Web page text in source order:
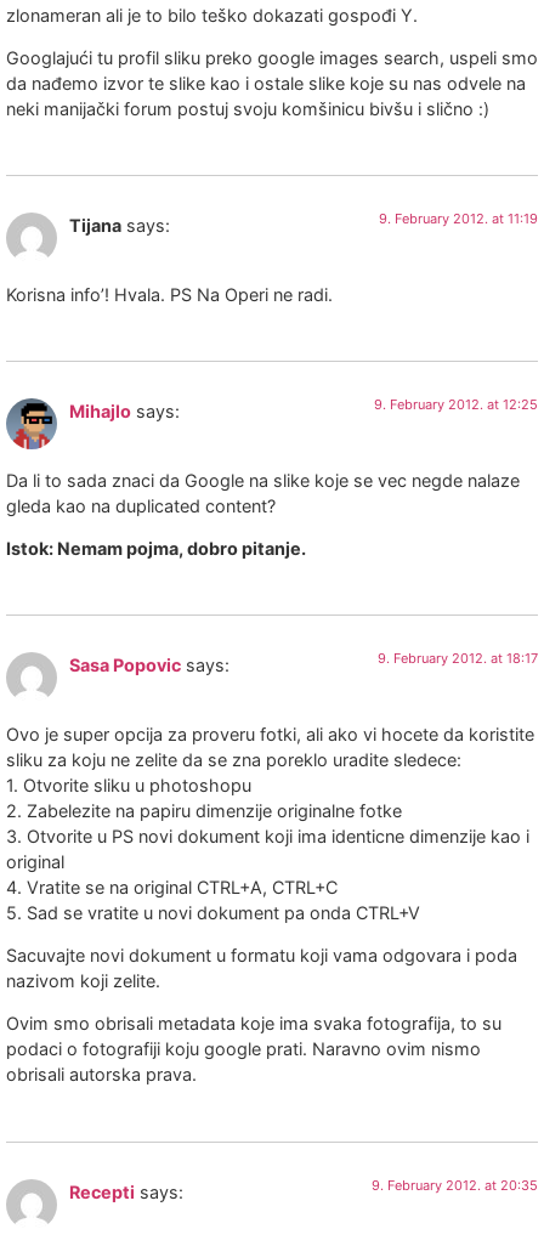
zlonameran ali je to bilo teško dokazati gospođi Y.
Googlajući tu profil sliku preko google images search, uspeli smo
da nađemo izvor te slike kao i ostale slike koje su nas odvele na
neki manijački forum postuj svoju komšinicu bivšu i slično :)
Tijana says: 9. February 2012. at 11:19
Korisna info’! Hvala. PS Na Operi ne radi.
Mihajlo says: 9. February 2012. at 12:25
Da li to sada znaci da Google na slike koje se vec negde nalaze
gleda kao na duplicated content?
Istok: Nemam pojma, dobro pitanje.
Sasa Popovic says: 9. February 2012. at 18:17
Ovo je super opcija za proveru fotki, ali ako vi hocete da koristite
sliku za koju ne zelite da se zna poreklo uradite sledece:
1. Otvorite sliku u photoshopu
2. Zabelezite na papiru dimenzije originalne fotke
3. Otvorite u PS novi dokument koji ima identicne dimenzije kao i
original
4. Vratite se na original CTRL+A, CTRL+C
5. Sad se vratite u novi dokument pa onda CTRL+V
Sacuvajte novi dokument u formatu koji vama odgovara i poda
nazivom koji zelite.
Ovim smo obrisali metadata koje ima svaka fotografija, to su
podaci o fotografiji koju google prati. Naravno ovim nismo
obrisali autorska prava.
Recepti says: 9. February 2012. at 20:35